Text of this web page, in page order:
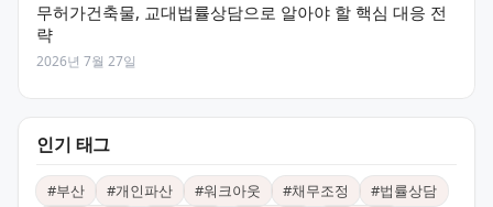
무허가건축물, 교대법률상담으로 알아야 할 핵심 대응 전
략
2026년 7월 27일
인기 태그
#부산 #개인파산 #워크아웃 #채무조정 #법률상담